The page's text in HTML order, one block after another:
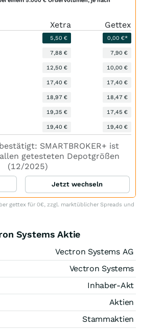
Xetra Gettex
5,50 € 0,00 €*
7,88 € 7,90 €
12,50 € 10,00 €
17,40 € 17,40 €
18,97 € 18,47 €
19,35 € 17,45 €
19,40 € 19,40 €
SMARTBROKER+ ist
getesteten Depotgrößen
(12/2025)
Jetzt wechseln
gettex für 0€, zzgl. marktüblicher Spreads und
Systems Aktie
Vectron Systems AG
Vectron Systems
Inhaber-Akt
Aktien
Stammaktien